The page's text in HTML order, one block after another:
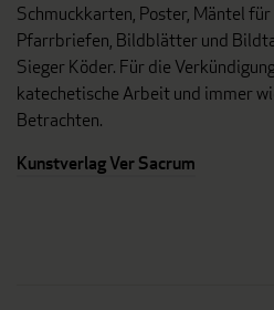
Schmuckkarten, Poster, Mäntel
Pfarrbriefen, Bildblätter und
Sieger Köder. Für die
katechetische Arbeit und immer
Betrachten.
Kunstverlag Ver Sacrum